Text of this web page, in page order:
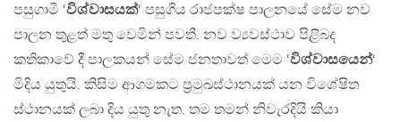
පසුගාමී ‘විශ්වාසයක්‘ පසුගිය රාජපක්ෂ පාලනයේ සේම නව
පාලන තුළත් මතු වෙමින් පවතී. නව ව්‍යවස්ථාව පිළිබද
කතිකාවේ දී පාලකයන් සේම ජනතාවත් මෙම ‘විශ්වාසයෙන්‘
මිදිය යුතුයි. කිසිම ආගමකට ප්‍රමුඛස්ථානයක් යන විශේෂිත
ස්ථානයක් ලබා දිය යුතු නැත. තම තමන් නිවැරදියි කියා